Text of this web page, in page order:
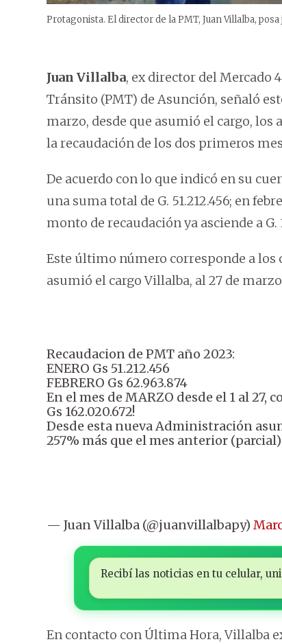
Protagonista. El director de la PMT, Juan Villalba,
Juan Villalba, ex director del Mercado
Tránsito (PMT) de Asunción, señaló
marzo, desde que asumió el cargo,
la recaudación de los dos primeros
De acuerdo con lo que indicó en su
una suma total de G. 51.212.456; en
monto de recaudación ya asciende a G.
Este último número corresponde a los
asumió el cargo Villalba, al 27 de
Recaudacion de PMT año 2023:
ENERO Gs 51.212.456
FEBRERO Gs 62.963.874
En el mes de MARZO desde el 1 al 27,
Gs 162.020.672!
Desde esta nueva Administración
257% más que el mes anterior (parcial)
— Juan Villalba (@juanvillalbapy)
Recibí las noticias en tu celular,
En contacto con Última Hora, Villalba